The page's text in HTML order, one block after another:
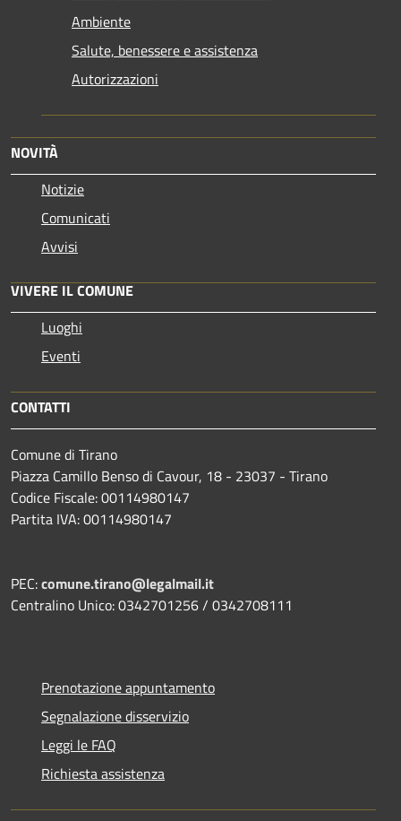
Ambiente
Salute, benessere e assistenza
Autorizzazioni
NOVITÀ
Notizie
Comunicati
Avvisi
VIVERE IL COMUNE
Luoghi
Eventi
CONTATTI
Comune di Tirano
Piazza Camillo Benso di Cavour, 18 - 23037 - Tirano
Codice Fiscale: 00114980147
Partita IVA: 00114980147
PEC:comune.tirano@legalmail.it
Centralino Unico: 0342701256 / 0342708111
Prenotazione appuntamento
Segnalazione disservizio
Leggi le FAQ
Richiesta assistenza